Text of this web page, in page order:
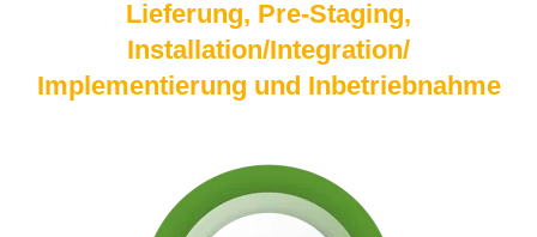
Lieferung, Pre-Staging,
Installation/Integration/
Implementierung und Inbetriebnahme